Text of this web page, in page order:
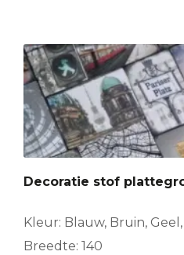
Decoratie stof
Kleur: Blauw, Bruin,
Breedte: 140